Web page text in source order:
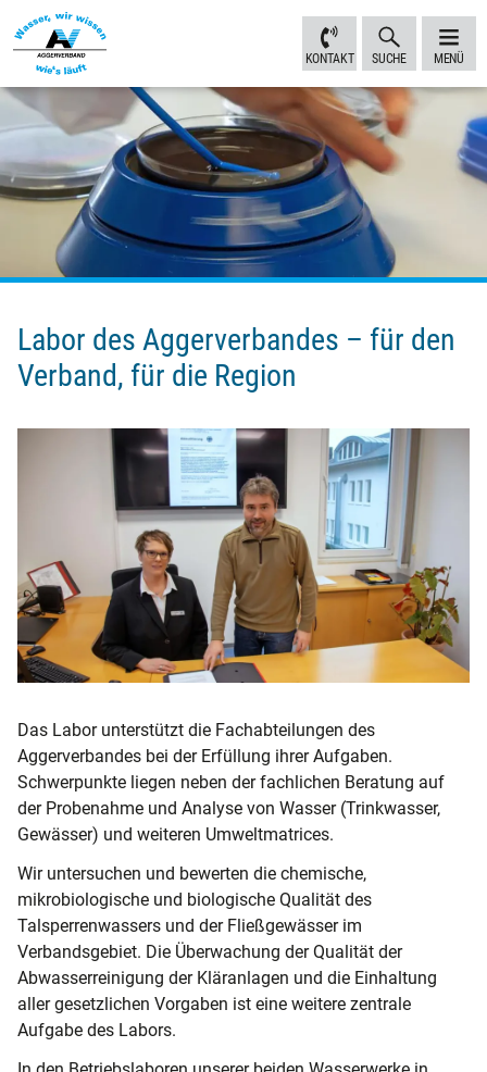
Sprungmarken
Inhalt
anspringen
Navigation
anspringen
Fußbereich
anspringen
KONTAKT SUCHE MENÜ
Labor des Aggerverbandes – für den
Verband, für die Region
Das Labor unterstützt die Fachabteilungen des
Aggerverbandes bei der Erfüllung ihrer Aufgaben.
Schwerpunkte liegen neben der fachlichen Beratung auf
der Probenahme und Analyse von Wasser (Trinkwasser,
Gewässer) und weiteren Umweltmatrices.
Wir untersuchen und bewerten die chemische,
mikrobiologische und biologische Qualität des
Talsperrenwassers und der Fließgewässer im
Verbandsgebiet. Die Überwachung der Qualität der
Abwasserreinigung der Kläranlagen und die Einhaltung
aller gesetzlichen Vorgaben ist eine weitere zentrale
Aufgabe des Labors.